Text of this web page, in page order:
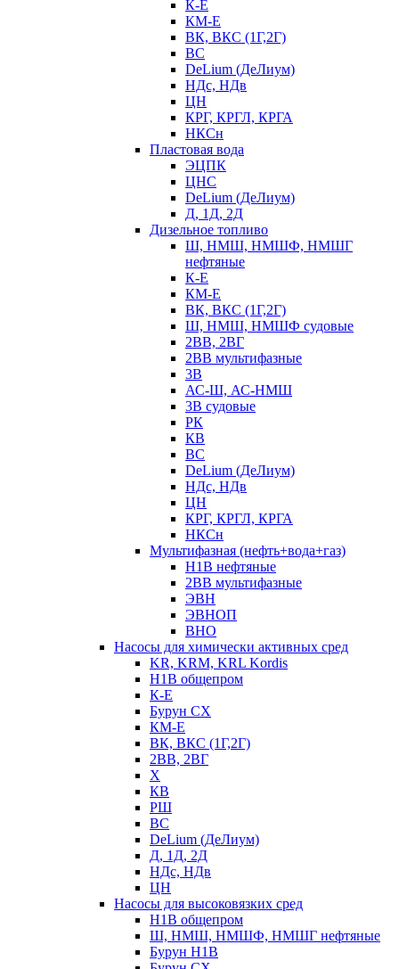
К-Е
КМ-Е
ВК, ВКС (1Г,2Г)
ВС
DeLium (ДеЛиум)
НДс, НДв
ЦН
КРГ, КРГЛ, КРГА
НКСн
Пластовая вода
ЭЦПК
ЦНС
DeLium (ДеЛиум)
Д, 1Д, 2Д
Дизельное топливо
Ш, НМШ, НМШФ, НМШГ
нефтяные
К-Е
КМ-Е
ВК, ВКС (1Г,2Г)
Ш, НМШ, НМШФ судовые
2ВВ, 2ВГ
2ВВ мультифазные
3В
АС-Ш, АС-НМШ
3В судовые
РК
КВ
ВС
DeLium (ДеЛиум)
НДс, НДв
ЦН
КРГ, КРГЛ, КРГА
НКСн
Мультифазная (нефть+вода+газ)
Н1В нефтяные
2ВВ мультифазные
ЭВН
ЭВНОП
ВНО
Насосы для химически активных сред
KR, KRM, KRL Kordis
Н1В общепром
К-Е
Бурун СХ
КМ-Е
ВК, ВКС (1Г,2Г)
2ВВ, 2ВГ
Х
КВ
РШ
ВС
DeLium (ДеЛиум)
Д, 1Д, 2Д
НДс, НДв
ЦН
Насосы для высоковязких сред
Н1В общепром
Ш, НМШ, НМШФ, НМШГ нефтяные
Бурун Н1В